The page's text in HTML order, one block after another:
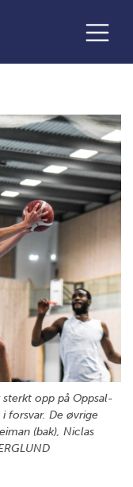
sterkt opp på Oppsal-
forsvar. De øvrige
(bak), Niclas